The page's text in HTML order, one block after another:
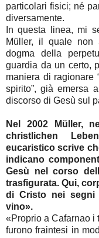
particolari fisici; né
diversamente.
In questa linea, mi
Müller, il quale non
dogma della
guardia da un certo,
maniera di ragionare
spirito”, già emersa
discorso di Gesù sul
Nel 2002 Müller,
christlichen
eucaristico scrive
indicano
Gesù nel corso
trasfigurata. Qui,
di Cristo nei segni
vino».
«Proprio a Cafarnao i
furono fraintesi in